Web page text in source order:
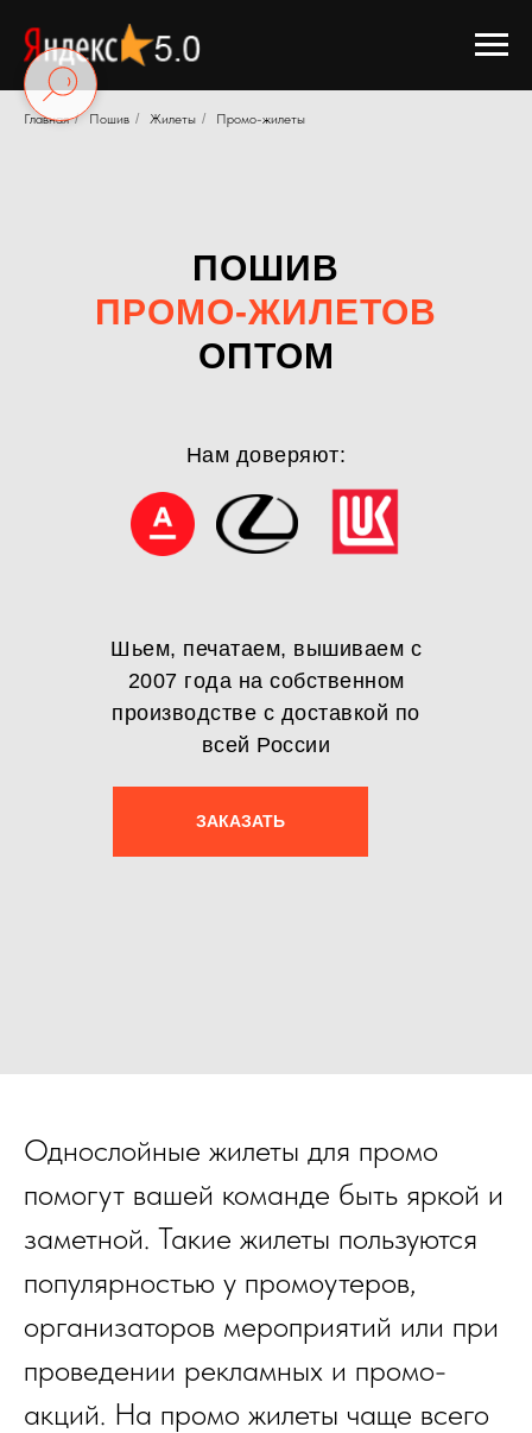
Главная / Пошив / Жилеты / Промо-жилеты
Шьем, печатаем, вышиваем с
2007 года на собственном
производстве с доставкой по
всей России
ПОШИВ
ПРОМО-ЖИЛЕТОВ
ОПТОМ
Нам доверяют:
ЗАКАЗАТЬ
Однослойные жилеты для промо
помогут вашей команде быть яркой и
заметной. Такие жилеты пользуются
популярностью у промоутеров,
организаторов мероприятий или при
проведении рекламных и промо-
акций. На промо жилеты чаще всего